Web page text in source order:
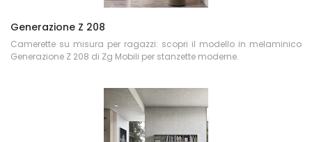
Generazione Z 208
Camerette su misura per ragazzi: scopri il modello in melaminico
Generazione Z 208 di Zg Mobili per stanzette moderne.